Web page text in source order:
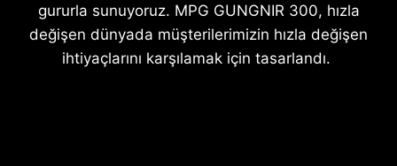
gururla sunuyoruz. MPG GUNGNIR 300, hızla
değişen dünyada müşterilerimizin hızla değişen
ihtiyaçlarını karşılamak için tasarlandı.